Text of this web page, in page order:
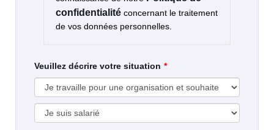
confidentialité concernant le traitement
de vos données personnelles.
Veuillez décrire votre situation